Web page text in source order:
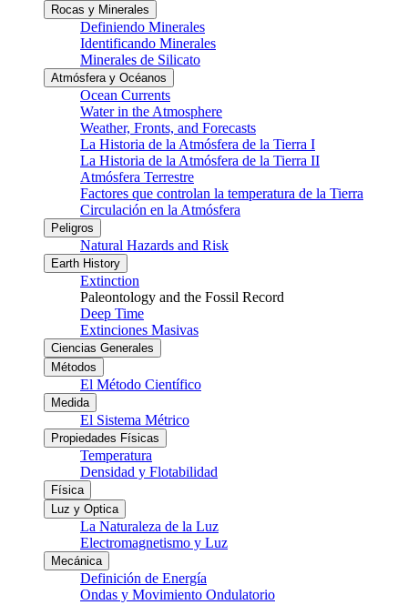
Rocas y Minerales
Definiendo Minerales
Identificando Minerales
Minerales de Silicato
Atmósfera y Océanos
Ocean Currents
Water in the Atmosphere
Weather, Fronts, and Forecasts
La Historia de la Atmósfera de la Tierra I
La Historia de la Atmósfera de la Tierra II
Atmósfera Terrestre
Factores que controlan la temperatura de la Tierra
Circulación en la Atmósfera
Peligros
Natural Hazards and Risk
Earth History
Extinction
Paleontology and the Fossil Record
Deep Time
Extinciones Masivas
Ciencias Generales
Métodos
El Método Científico
Medida
El Sistema Métrico
Propiedades Físicas
Temperatura
Densidad y Flotabilidad
Física
Luz y Optica
La Naturaleza de la Luz
Electromagnetismo y Luz
Mecánica
Definición de Energía
Ondas y Movimiento Ondulatorio